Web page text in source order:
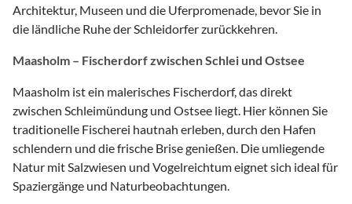
Architektur, Museen und die Uferpromenade, bevor Sie in
die ländliche Ruhe der Schleidorfer zurückkehren.
Maasholm – Fischerdorf zwischen Schlei und Ostsee
Maasholm ist ein malerisches Fischerdorf, das direkt
zwischen Schleimündung und Ostsee liegt. Hier können Sie
traditionelle Fischerei hautnah erleben, durch den Hafen
schlendern und die frische Brise genießen. Die umliegende
Natur mit Salzwiesen und Vogelreichtum eignet sich ideal für
Spaziergänge und Naturbeobachtungen.